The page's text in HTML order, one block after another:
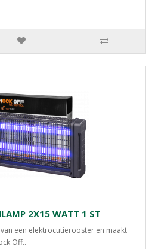
2X15 WATT 1 ST
een elektrocutierooster en maakt
Off..